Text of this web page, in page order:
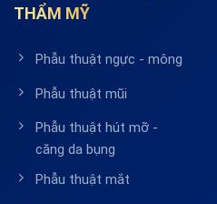
THẨM MỸ
Phẫu thuật ngực - mông
Phẫu thuật mũi
Phẫu thuật hút mỡ -
căng da bụng
Phẫu thuật mắt